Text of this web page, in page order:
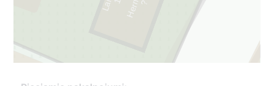
1
9
5
5
-
2
0
1 ?
-
1
9
4